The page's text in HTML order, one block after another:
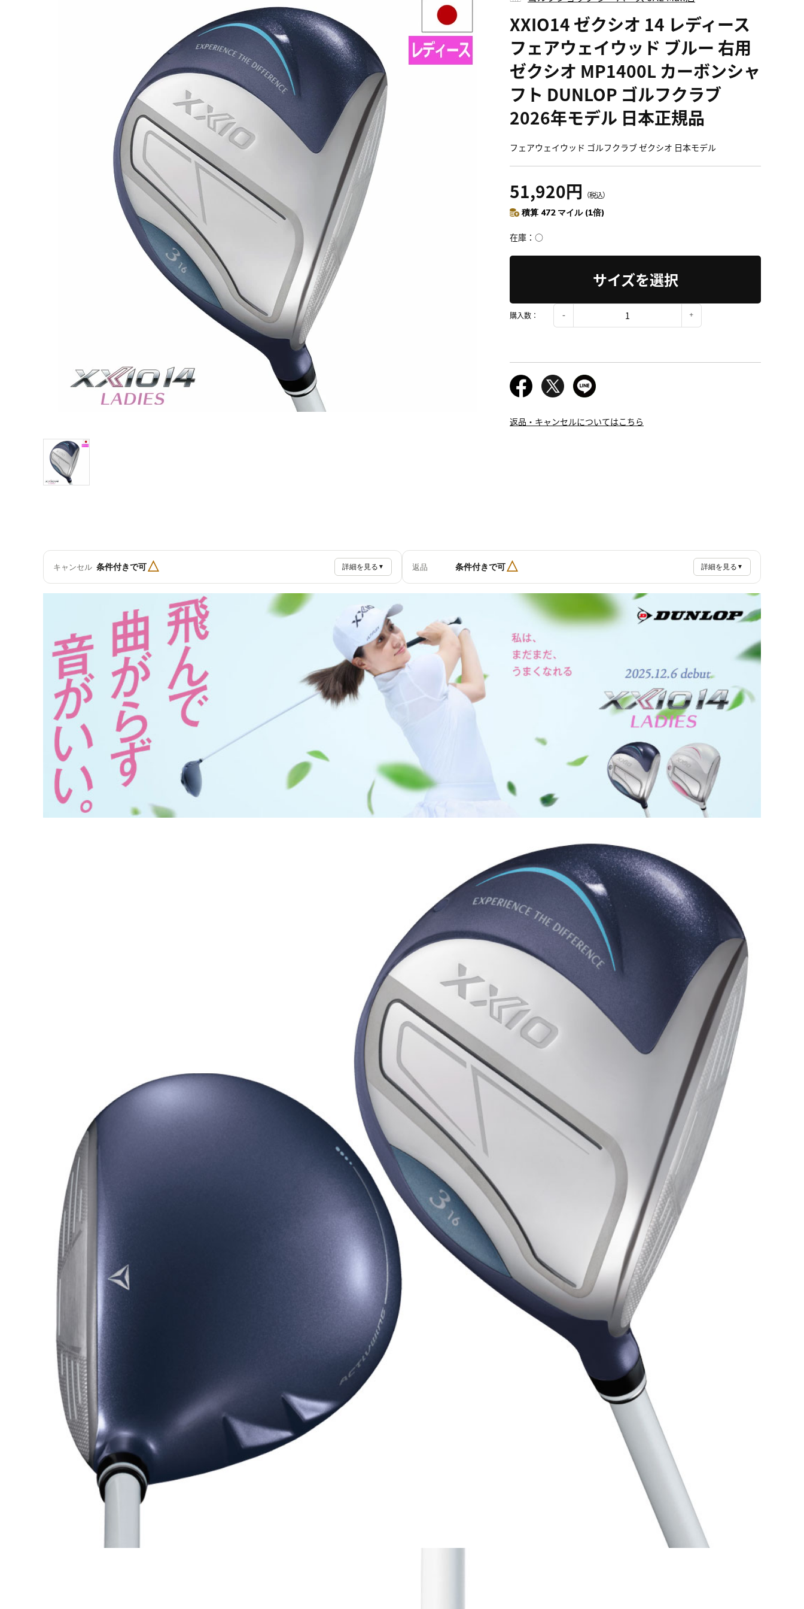
XXIO14 ゼクシオ 14 レディース
フェアウェイウッド ブルー 右用
ゼクシオ MP1400L カーボンシャ
フト DUNLOP ゴルフクラブ
2026年モデル 日本正規品
フェアウェイウッド ゴルフクラブ ゼクシオ 日本モデル
51,920円 （税込）
積算 472 マイル (1倍)
在庫 ○
サイズを選択
購入数：
返品・キャンセルについてはこちら
キャンセル 条件付きで可△ 詳細を見る ▼ 返品 条件付きで可△ 詳細を見る ▼